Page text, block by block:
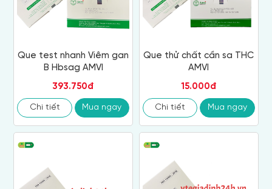
Que test nhanh Viêm gan
B Hbsag AMVI
393.750đ
Chi tiết Mua ngay
Que thử chất cần sa THC
AMVI
15.000đ
Chi tiết Mua ngay